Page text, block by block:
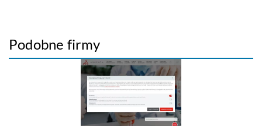
Podobne firmy